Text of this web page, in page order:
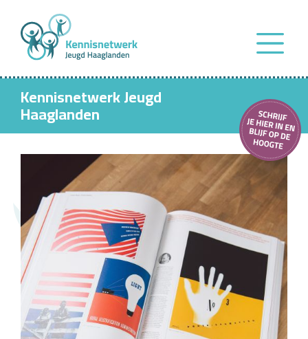
Kennisnetwerk Jeugd
Haaglanden